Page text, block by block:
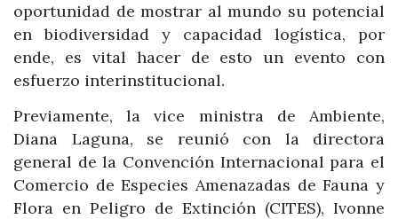
oportunidad de mostrar al mundo su potencial
en biodiversidad y capacidad logística, por
ende, es vital hacer de esto un evento con
esfuerzo interinstitucional.
Previamente, la vice ministra de Ambiente,
Diana Laguna, se reunió con la directora
general de la Convención Internacional para el
Comercio de Especies Amenazadas de Fauna y
Flora en Peligro de Extinción (CITES), Ivonne